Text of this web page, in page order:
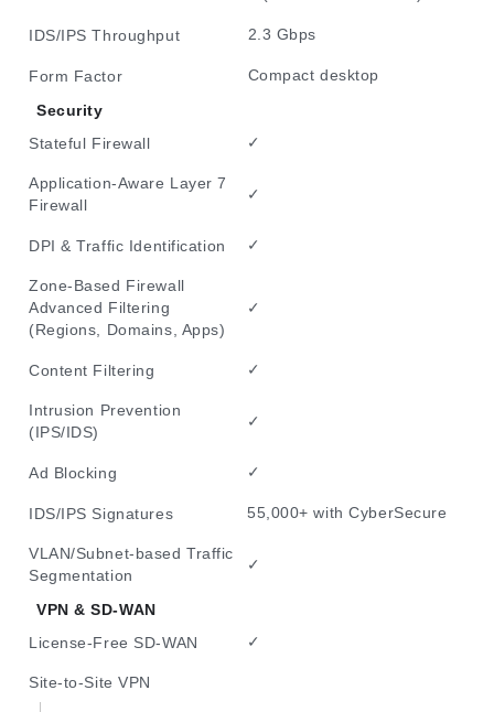
IDS/IPS Throughput 2.3 Gbps
Form Factor
Compact desktop
Security
Stateful Firewall
✓
Application-Aware Layer 7
Firewall
✓
DPI & Traffic Identification ✓
Zone-Based Firewall
Advanced Filtering
(Regions, Domains, Apps)
✓
Content Filtering ✓
Intrusion Prevention
(IPS/IDS)
✓
Ad Blocking ✓
IDS/IPS Signatures 55,000+ with CyberSecure
VLAN/Subnet-based Traffic
Segmentation
✓
VPN & SD-WAN
License-Free SD-WAN
✓
Site-to-Site VPN